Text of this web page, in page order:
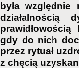
była względnie
działalnością
gdy do nich
przez rytuał
z chęcią